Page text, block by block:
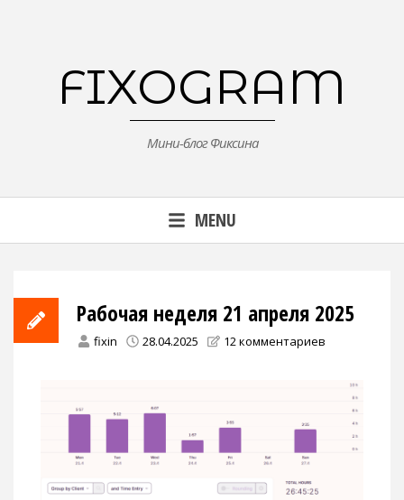
FIXOGRAM
Мини-блог Фиксина
MENU
Рабочая неделя 21 апреля 2025
fixin 28.04.2025 12 комментариев